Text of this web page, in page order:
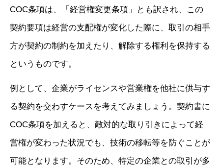
COC条項は、「経営権変更条項」とも訳され、この
契約要項は経営の支配権が変化した際に、取引の相手
方が契約の制約を加えたり、解除する権利を保持する
というものです。
例として、企業がライセンスや営業権を他社に供与す
る契約を交わすケースを考えてみましょう。契約書に
COC条項を加えると、敵対的な取り引きによって経
営権が変わった状況でも、技術の移転等を防ぐことが
可能となります。そのため、特定の企業との取引が多